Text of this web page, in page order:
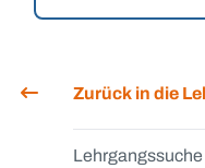
Zurück in die
Lehrgangssuche